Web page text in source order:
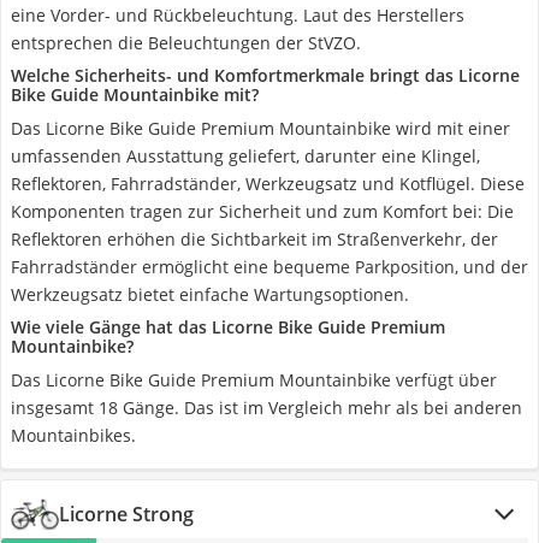
eine Vorder- und Rückbeleuchtung. Laut des Herstellers
entsprechen die Beleuchtungen der StVZO.
Welche Sicherheits- und Komfortmerkmale bringt das Licorne
Bike Guide Mountainbike mit?
Das Licorne Bike Guide Premium Mountainbike wird mit einer
umfassenden Ausstattung geliefert, darunter eine Klingel,
Reflektoren, Fahrradständer, Werkzeugsatz und Kotflügel. Diese
Komponenten tragen zur Sicherheit und zum Komfort bei: Die
Reflektoren erhöhen die Sichtbarkeit im Straßenverkehr, der
Fahrradständer ermöglicht eine bequeme Parkposition, und der
Werkzeugsatz bietet einfache Wartungsoptionen.
Wie viele Gänge hat das Licorne Bike Guide Premium
Mountainbike?
Das Licorne Bike Guide Premium Mountainbike verfügt über
insgesamt 18 Gänge. Das ist im Vergleich mehr als bei anderen
Mountainbikes.
Licorne Strong